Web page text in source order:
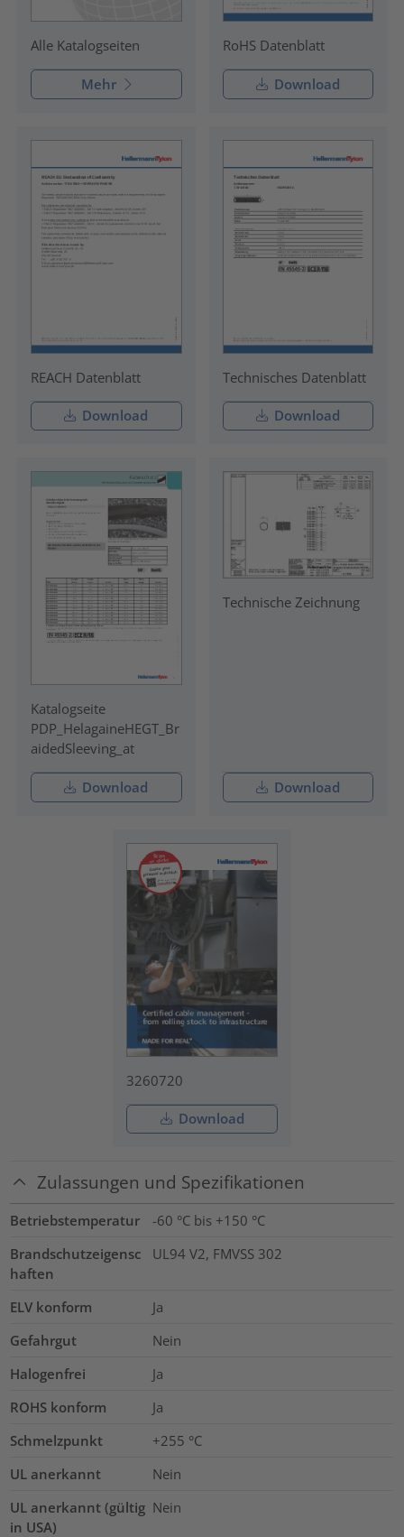
Alle Katalogseiten
Mehr
RoHS Datenblatt
Download
REACH Datenblatt
Download
Technisches Datenblatt
Download
Katalogseite
PDP_HelagaineHEGT_Br
aidedSleeving_at
Download
Technische Zeichnung
Download
3260720
Download
Zulassungen und Spezifikationen
Betriebstemperatur
-60 °C bis +150 °C
Brandschutzeigensc
haften
UL94 V2, FMVSS 302
ELV konform
Ja
Gefahrgut
Nein
Halogenfrei
Ja
ROHS konform
Ja
Schmelzpunkt
+255 °C
UL anerkannt
Nein
UL anerkannt (gültig
in USA)
Nein